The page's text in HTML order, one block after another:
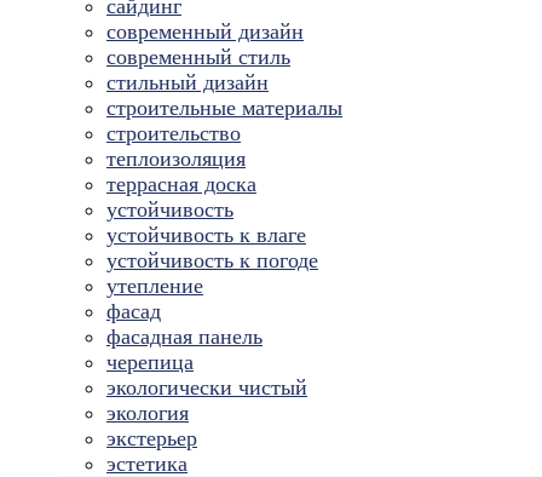
сайдинг
современный дизайн
современный стиль
стильный дизайн
строительные материалы
строительство
теплоизоляция
террасная доска
устойчивость
устойчивость к влаге
устойчивость к погоде
утепление
фасад
фасадная панель
черепица
экологически чистый
экология
экстерьер
эстетика